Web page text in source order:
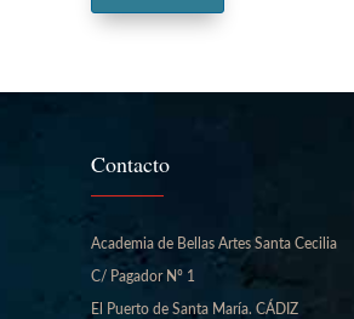
Contacto
Academia de Bellas Artes Santa Cecilia
C/ Pagador Nº 1
El Puerto de Santa María. CÁDIZ